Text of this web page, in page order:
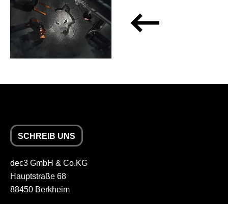
SCHREIB UNS
dec3 GmbH & Co.KG
Hauptstraße 68
88450 Berkheim